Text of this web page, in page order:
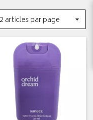
articles par page